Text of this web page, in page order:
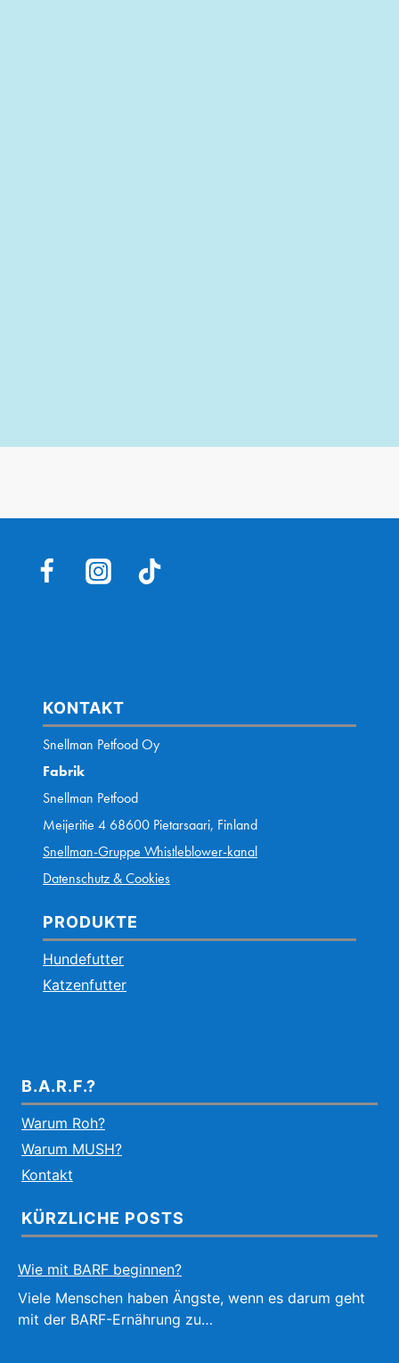
KONTAKT
Snellman Petfood Oy
Fabrik
Snellman Petfood
Meijeritie 4 68600 Pietarsaari, Finland
Snellman-Gruppe Whistleblower-kanal
Datenschutz & Cookies
PRODUKTE
Hundefutter
Katzenfutter
B.A.R.F.?
Warum Roh?
Warum MUSH?
Kontakt
KÜRZLICHE POSTS
Wie mit BARF beginnen?
Viele Menschen haben Ängste, wenn es darum geht
mit der BARF-Ernährung zu…